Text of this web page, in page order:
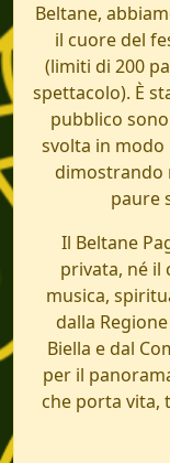
Beltane,
il cuore del
(limiti di 200
spettacolo). È
pubblico
svolta in modo
dimostrando
paure
Il Beltane
privata, né il
musica,
dalla
Biella e dal
per il
che porta vita,